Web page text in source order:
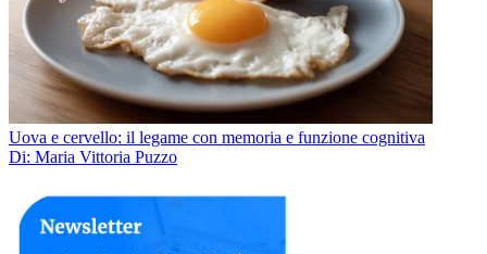
Uova e cervello: il legame con memoria e funzione cognitiva
Di: Maria Vittoria Puzzo